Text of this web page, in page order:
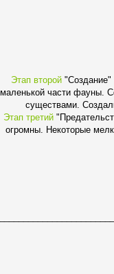
Этап второй
маленькой части фауны.
существами.
Этап третий
огромны. Некоторые